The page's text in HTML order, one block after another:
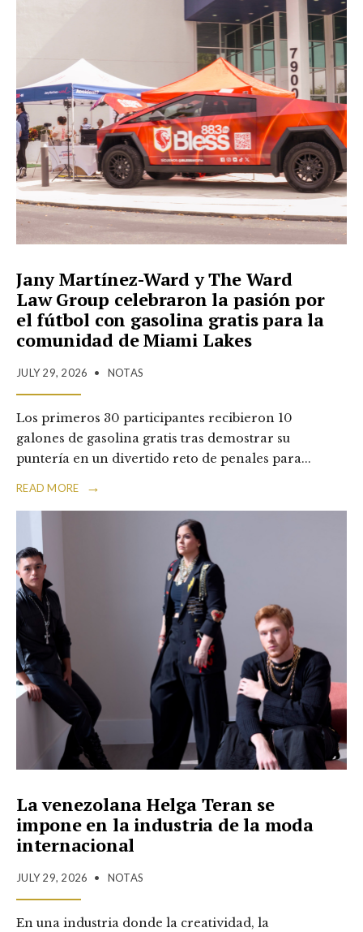
Jany Martínez-Ward y The Ward
Law Group celebraron la pasión por
el fútbol con gasolina gratis para la
comunidad de Miami Lakes
JULY 29, 2026 • NOTAS
Los primeros 30 participantes recibieron 10
galones de gasolina gratis tras demostrar su
puntería en un divertido reto de penales para...
READ MORE →
La venezolana Helga Teran se
impone en la industria de la moda
internacional
JULY 29, 2026 • NOTAS
En una industria donde la creatividad, la